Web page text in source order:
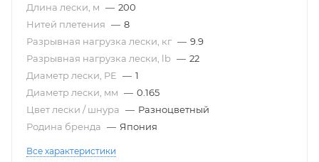
Длина лески, м — 200
Нитей плетения — 8
Разрывная нагрузка лески, кг — 9.9
Разрывная нагрузка лески, lb — 22
Диаметр лески, PE — 1
Диаметр лески, мм — 0.165
Цвет лески / шнура — Разноцветный
Родина бренда — Япония
Все характеристики